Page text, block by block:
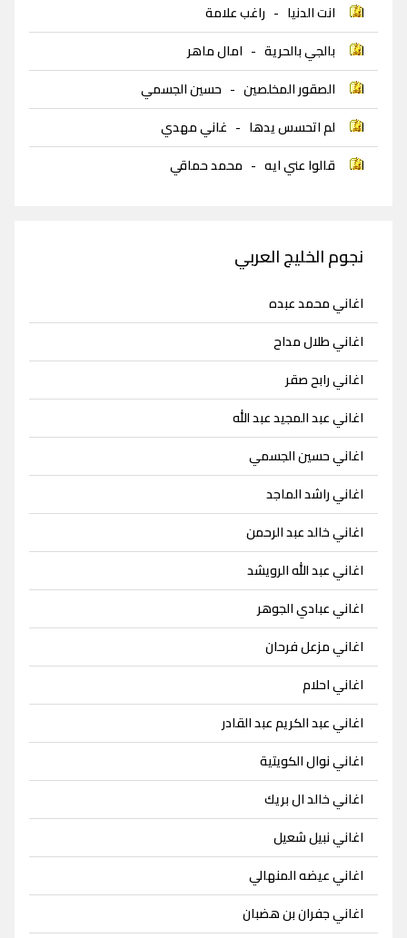
انت الدنيا - راغب علامة
بالجي بالحرية - امال ماهر
الصقور المخلصين - حسين الجسمي
لم اتحسس يدها - غاني مهدي
قالوا عني ايه - محمد حماقي
نجوم الخليج العربي
اغاني محمد عبده
اغاني طلال مداح
اغاني رابح صقر
اغاني عبد المجيد عبد الله
اغاني حسين الجسمي
اغاني راشد الماجد
اغاني خالد عبد الرحمن
اغاني عبد الله الرويشد
اغاني عبادي الجوهر
اغاني مزعل فرحان
اغاني احلام
اغاني عبد الكريم عبد القادر
اغاني نوال الكويتية
اغاني خالد ال بريك
اغاني نبيل شعيل
اغاني عيضه المنهالي
اغاني جفران بن هضبان